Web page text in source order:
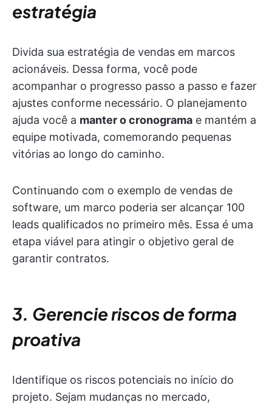
estratégia
Divida sua estratégia de vendas em marcos
acionáveis. Dessa forma, você pode
acompanhar o progresso passo a passo e fazer
ajustes conforme necessário. O planejamento
ajuda você a manter o cronograma e mantém a
equipe motivada, comemorando pequenas
vitórias ao longo do caminho.
Continuando com o exemplo de vendas de
software, um marco poderia ser alcançar 100
leads qualificados no primeiro mês. Essa é uma
etapa viável para atingir o objetivo geral de
garantir contratos.
3. Gerencie riscos de forma
proativa
Identifique os riscos potenciais no início do
projeto. Sejam mudanças no mercado,